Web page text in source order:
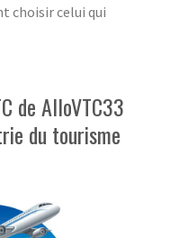
choisir celui qui
de AlloVTC33
du tourisme